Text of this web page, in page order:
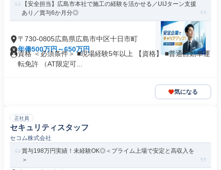
【安全担当】広島市本社で施工の経験を活かせる／UIJターン支援
あり／賞与6か月分◎
〒730-0805広島県広島市中区十日市町
年俸500万円～650万円
資格 ＜必須条件＞ ■現場経験5年以上 【資格】 ■普通自動車運
転免許 （AT限定可...
気になる
正社員
セキュリティスタッフ
セコム株式会社
賞与198万円実績！未経験OK◎＜プライム上場で安定と高収入を
＞